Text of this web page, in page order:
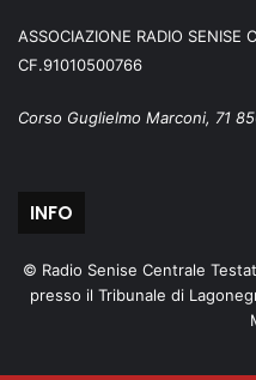
ASSOCIAZIONE RADIO SENISE
CF.91010500766
Corso Guglielmo Marconi, 71
INFO
© Radio Senise Centrale
presso il Tribunale di